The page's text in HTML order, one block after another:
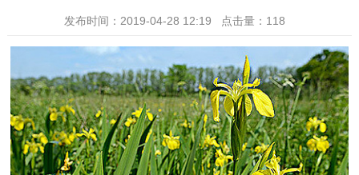
发布时间：2019-04-28 12:19 点击量： 118